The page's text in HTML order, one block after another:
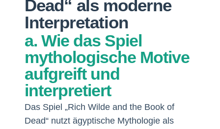
Dead“ als moderne
Interpretation
a. Wie das Spiel
mythologische Motive
aufgreift und
interpretiert
Das Spiel „Rich Wilde and the Book of
Dead“ nutzt ägyptische Mythologie als